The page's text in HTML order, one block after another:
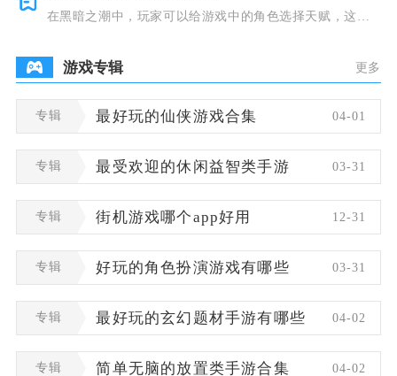
在黑暗之潮中，玩家可以给游戏中的角色选择天赋，这些
游戏专辑 更多
专辑 最好玩的仙侠游戏合集 04-01
专辑 最受欢迎的休闲益智类手游 03-31
专辑 街机游戏哪个app好用 12-31
专辑 好玩的角色扮演游戏有哪些 03-31
专辑 最好玩的玄幻题材手游有哪些 04-02
专辑 简单无脑的放置类手游合集 04-02